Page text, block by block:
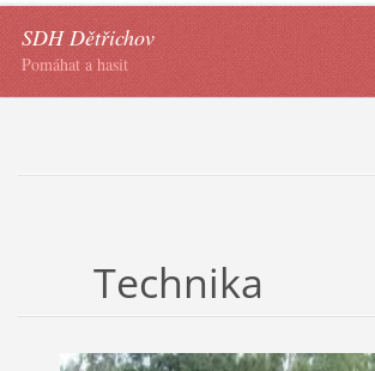
SDH Dětřichov
Pomáhat a hasit
Technika